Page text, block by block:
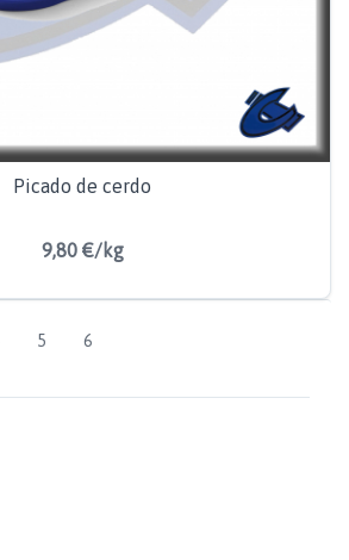
Picado de cerdo
9,80 €/kg
5
6